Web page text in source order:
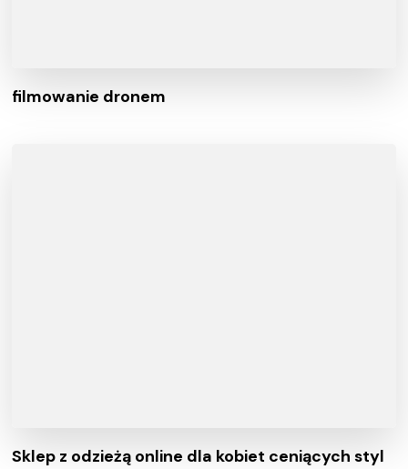
filmowanie dronem
Sklep z odzieżą online dla kobiet ceniących styl